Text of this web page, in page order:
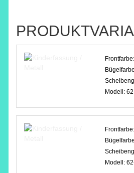
Frontfarbe:
Modell:
Frontfarbe:
Modell: